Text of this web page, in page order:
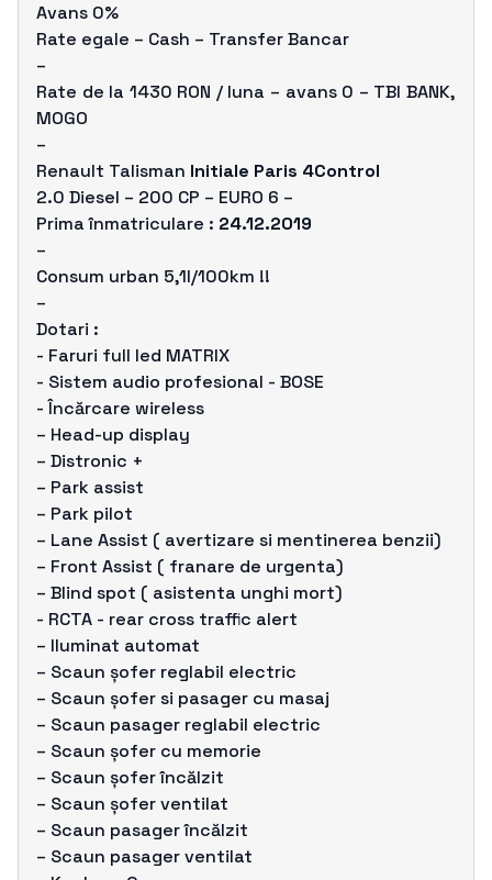
Avans 0%
Rate egale – Cash – Transfer Bancar
–
Rate de la 1430 RON / luna – avans 0 – TBI BANK,
MOGO
–
Renault Talisman Initiale Paris 4Control
2.0 Diesel – 200 CP – EURO 6 –
Prima înmatriculare : 24.12.2019
–
Consum urban 5,1l/100km !!
–
Dotari :
- Faruri full led MATRIX
- Sistem audio profesional - BOSE
- Încărcare wireless
– Head-up display
– Distronic +
– Park assist
– Park pilot
– Lane Assist ( avertizare si mentinerea benzii)
– Front Assist ( franare de urgenta)
– Blind spot ( asistenta unghi mort)
- RCTA - rear cross traffic alert
– Iluminat automat
– Scaun șofer reglabil electric
– Scaun șofer si pasager cu masaj
– Scaun pasager reglabil electric
– Scaun șofer cu memorie
– Scaun șofer încălzit
– Scaun șofer ventilat
– Scaun pasager încălzit
– Scaun pasager ventilat